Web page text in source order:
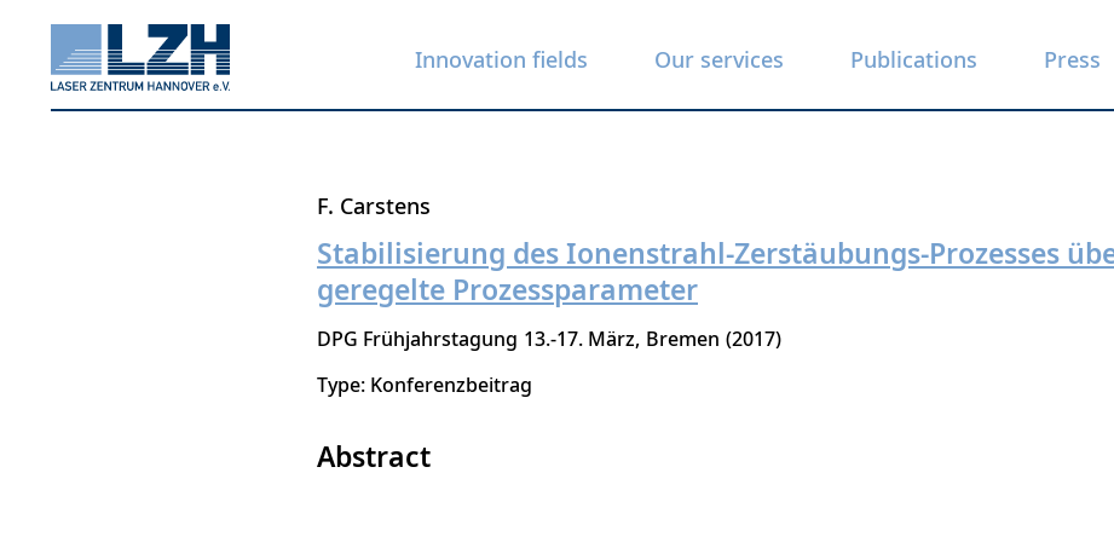
Innovation fields Our services Publications Press
F. Carstens
Stabilisierung des Ionenstrahl-Zerstäubungs-Prozesses
geregelte Prozessparameter
DPG Frühjahrstagung 13.-17. März Bremen 2017
Type: Konferenzbeitrag
Abstract